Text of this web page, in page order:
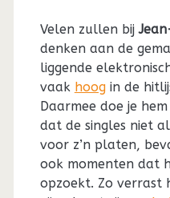
Velen zullen bij
denken aan de
liggende
vaak hoogin de
Daarmee doe je
dat de singles niet
voor z’n platen,
ook momenten dat
opzoekt. Zo verrast